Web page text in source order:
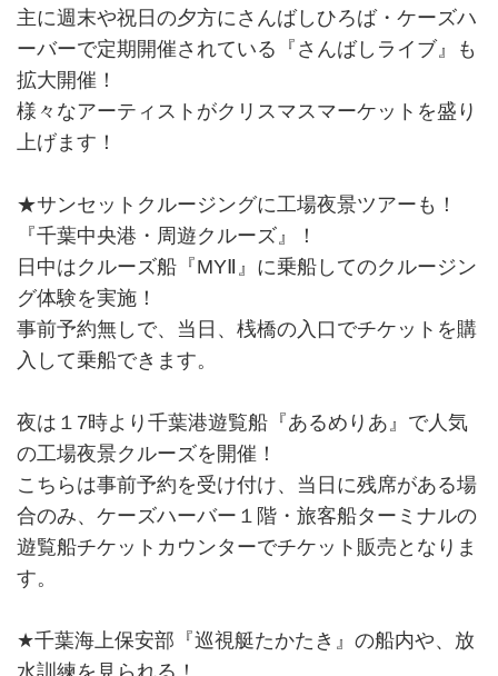
主に週末や祝日の夕方にさんばしひろば・ケーズハ
ーバーで定期開催されている『さんばしライブ』も
拡大開催！
様々なアーティストがクリスマスマーケットを盛り
上げます！
★サンセットクルージングに工場夜景ツアーも！
『千葉中央港・周遊クルーズ』！
日中はクルーズ船『MYⅡ』に乗船してのクルージン
グ体験を実施！
事前予約無しで、当日、桟橋の入口でチケットを購
入して乗船できます。
夜は１7時より千葉港遊覧船『あるめりあ』で人気
の工場夜景クルーズを開催！
こちらは事前予約を受け付け、当日に残席がある場
合のみ、ケーズハーバー１階・旅客船ターミナルの
遊覧船チケットカウンターでチケット販売となりま
す。
★千葉海上保安部『巡視艇たかたき』の船内や、放